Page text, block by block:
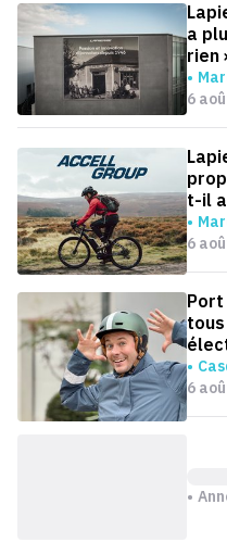
a
rien
6
t-il
6
6